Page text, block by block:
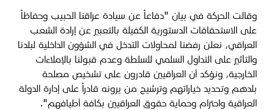
‏وقالت الحركة في بيان "دفاعاً عن سيادة عراقنا الحبيب وحفاظاً
على الاستحقاقات الدستورية الكفيلة بالتعبير عن إرادة الشعب
العراقي، نعلن رفضنا لمحاولات التدخل في الشؤون الداخلية لبلدنا
والتأثير على التداول السلمي للسلطة وعدم قبولنا بالإملاءات
الخارجية، ونؤكد أن العراقيين قادرون على تشخيص مصلحة
بلدهم وتحديد خياراتهم وترشيح من يرونه قادراً على إدارة الدولة
العراقية واحترام وحماية حقوق العراقيين بكافة أطيافهم".